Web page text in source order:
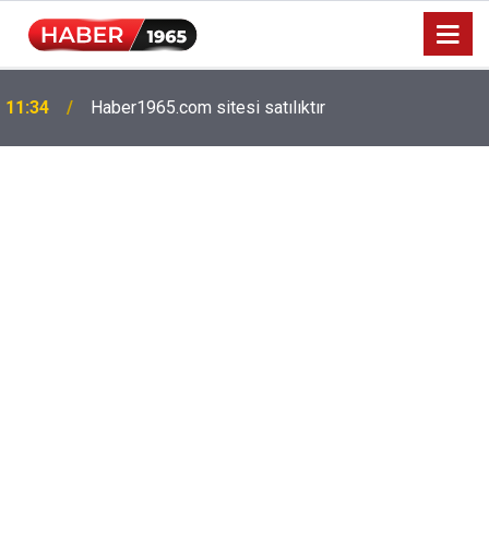
15:52
hesaplarda